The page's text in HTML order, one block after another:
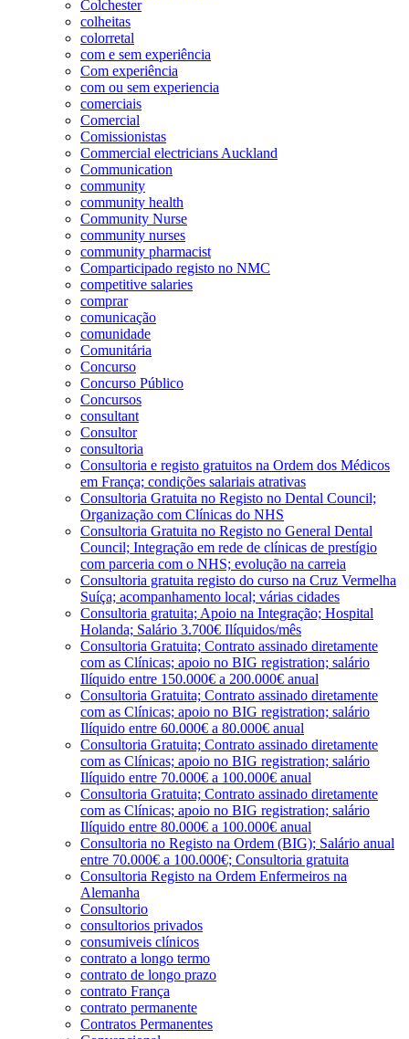
Colchester
colheitas
colorretal
com e sem experiência
Com experiência
com ou sem experiencia
comerciais
Comercial
Comissionistas
Commercial electricians Auckland
Communication
community
community health
Community Nurse
community nurses
community pharmacist
Comparticipado registo no NMC
competitive salaries
comprar
comunicação
comunidade
Comunitária
Concurso
Concurso Público
Concursos
consultant
Consultor
consultoria
Consultoria e registo gratuitos na Ordem dos Médicos
em França; condições salariais atrativas
Consultoria Gratuita no Registo no Dental Council;
Organização com Clínicas do NHS
Consultoria Gratuita no Registo no General Dental
Council; Integração em rede de clínicas de prestígio
com parceria com o NHS; evolução na carreia
Consultoria gratuita registo do curso na Cruz Vermelha
Suíça; acompanhamento local; várias cidades
Consultoria gratuita; Apoio na Integração; Hospital
Holanda; Salário 3.700€ Ilíquidos/mês
Consultoria Gratuita; Contrato assinado diretamente
com as Clínicas; apoio no BIG registration; salário
Ilíquido entre 150.000€ a 200.000€ anual
Consultoria Gratuita; Contrato assinado diretamente
com as Clínicas; apoio no BIG registration; salário
Ilíquido entre 60.000€ a 80.000€ anual
Consultoria Gratuita; Contrato assinado diretamente
com as Clínicas; apoio no BIG registration; salário
Ilíquido entre 70.000€ a 100.000€ anual
Consultoria Gratuita; Contrato assinado diretamente
com as Clínicas; apoio no BIG registration; salário
Ilíquido entre 80.000€ a 100.000€ anual
Consultoria no Registo na Ordem (BIG); Salário anual
entre 70.000€ a 100.000€; Consultoria gratuita
Consultoria Registo na Ordem Enfermeiros na
Alemanha
Consultorio
consultorios privados
consumiveis clínicos
contrato a longo termo
contrato de longo prazo
contrato França
contrato permanente
Contratos Permanentes